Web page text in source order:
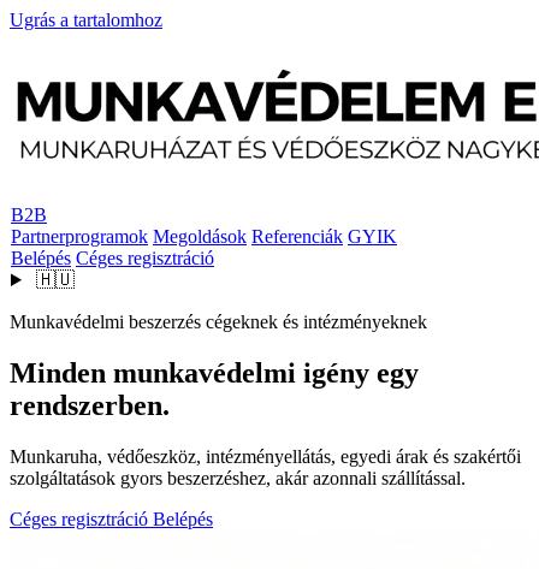
Ugrás a tartalomhoz
B2B
Partnerprogramok Megoldások Referenciák GYIK
Belépés Céges regisztráció
🇭🇺
Munkavédelmi beszerzés cégeknek és intézményeknek
Minden munkavédelmi igény egy
rendszerben.
Munkaruha, védőeszköz, intézményellátás, egyedi árak és szakértői
szolgáltatások gyors beszerzéshez, akár azonnali szállítással.
Céges regisztráció Belépés